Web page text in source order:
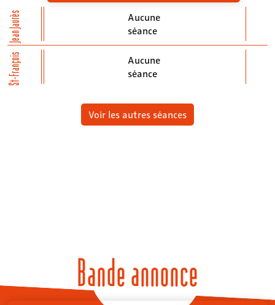
Jean Jaurès
St-François
Aucune
séance
Aucune
séance
Voir les autres séances
Bande annonce